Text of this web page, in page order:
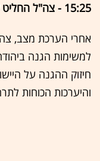
15:25 - צה"ל החליט על תגבור פלוגות לוחמים באיו"ש
אחרי הערכת מצב,
למשימות הגנה
חיזוק ההגנה על
והיערכות הכוחות